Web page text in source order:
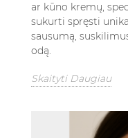
ar kūno kremų,
sukurti spręsti
sausumą,
odą.
Skaityti Daugiau